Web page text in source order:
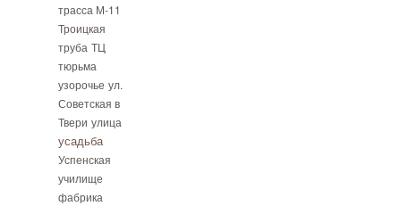
трасса М-11
Троицкая
труба ТЦ
тюрьма
узорочье ул.
Советская в
Твери улица
усадьба
Успенская
училище
фабрика